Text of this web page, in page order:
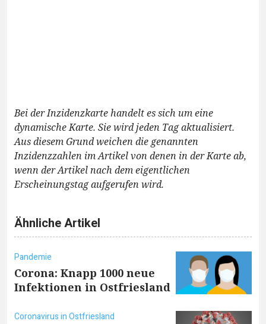
Bei der Inzidenzkarte handelt es sich um eine
dynamische Karte. Sie wird jeden Tag aktualisiert.
Aus diesem Grund weichen die genannten
Inzidenzzahlen im Artikel von denen in der Karte ab,
wenn der Artikel nach dem eigentlichen
Erscheinungstag aufgerufen wird.
Ähnliche Artikel
Pandemie
Corona: Knapp 1000 neue
Infektionen in Ostfriesland
Coronavirus in Ostfriesland